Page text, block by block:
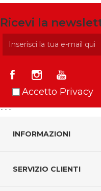
Ricevi la
Accetto Privacy
```
INFORMAZIONI
SERVIZIO CLIENTI